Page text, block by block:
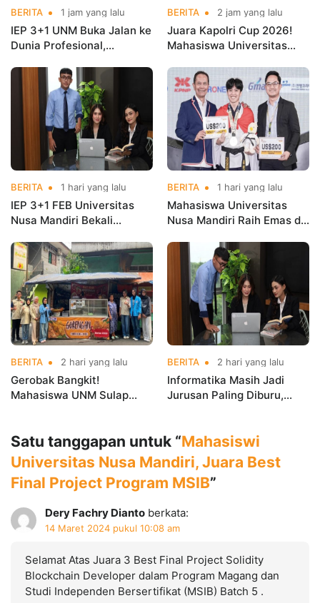
BERITA 1 jam yang lalu
IEP 3+1 UNM Buka Jalan ke
Dunia Profesional,
Kementerian Koperasi
BERITA 2 jam yang lalu
Juara Kapolri Cup 2026!
Mahasiswa Universitas
Nama Kampus di Kejurnas
Taekwondo
BERITA 1 hari yang lalu
IEP 3+1 FEB Universitas
Nusa Mandiri Bekali
Kerja Sebelum Lulus
BERITA 1 hari yang lalu
Mahasiswa Universitas
Nusa Mandiri Raih Emas di
Indonesia Open
Championships 2026
BERITA 2 hari yang lalu
Gerobak Bangkit!
Mahasiswa UNM Sulap
BERITA 2 hari yang lalu
Informatika Masih Jadi
Jurusan Paling Diburu,
Satu tanggapan untuk “Mahasiswi
Universitas Nusa Mandiri, Juara Best
Final Project Program MSIB”
Dery Fachry Dianto berkata:
14 Maret 2024 pukul 10:08 am
Selamat Atas Juara 3 Best Final Project Solidity
Blockchain Developer dalam Program Magang dan
Studi Independen Bersertifikat (MSIB) Batch 5 .